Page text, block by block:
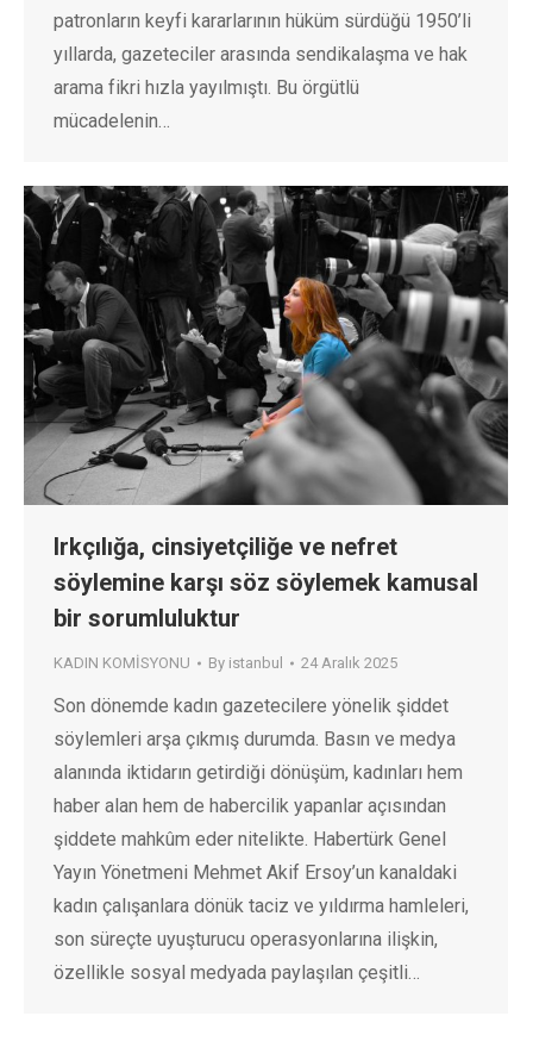
patronların keyfi kararlarının hüküm sürdüğü 1950’li
yıllarda, gazeteciler arasında sendikalaşma ve hak
arama fikri hızla yayılmıştı. Bu örgütlü
mücadelenin…
Irkçılığa, cinsiyetçiliğe ve nefret
söylemine karşı söz söylemek kamusal
bir sorumluluktur
KADIN KOMİSYONU By istanbul 24 Aralık 2025
Son dönemde kadın gazetecilere yönelik şiddet
söylemleri arşa çıkmış durumda. Basın ve medya
alanında iktidarın getirdiği dönüşüm, kadınları hem
haber alan hem de habercilik yapanlar açısından
şiddete mahkûm eder nitelikte. Habertürk Genel
Yayın Yönetmeni Mehmet Akif Ersoy’un kanaldaki
kadın çalışanlara dönük taciz ve yıldırma hamleleri,
son süreçte uyuşturucu operasyonlarına ilişkin,
özellikle sosyal medyada paylaşılan çeşitli…